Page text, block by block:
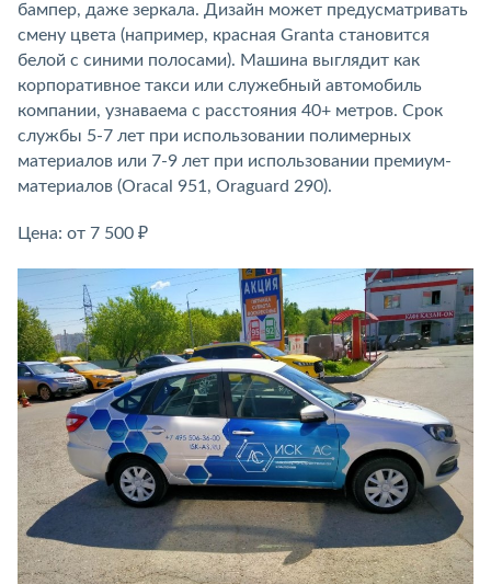
бампер, даже зеркала. Дизайн может предусматривать
смену цвета (например, красная Granta становится
белой с синими полосами). Машина выглядит как
корпоративное такси или служебный автомобиль
компании, узнаваема с расстояния 40+ метров. Срок
службы 5-7 лет при использовании полимерных
материалов или 7-9 лет при использовании премиум-
материалов (Oracal 951, Oraguard 290).
Цена: от 7 500 ₽